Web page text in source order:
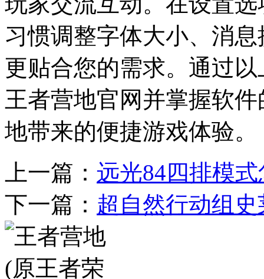
习惯调整字体大小、消
更贴合您的需求。通过
王者营地官网并掌握软
地带来的便捷游戏体验。
上一篇： 远光84四排模
下一篇： 超自然行动组